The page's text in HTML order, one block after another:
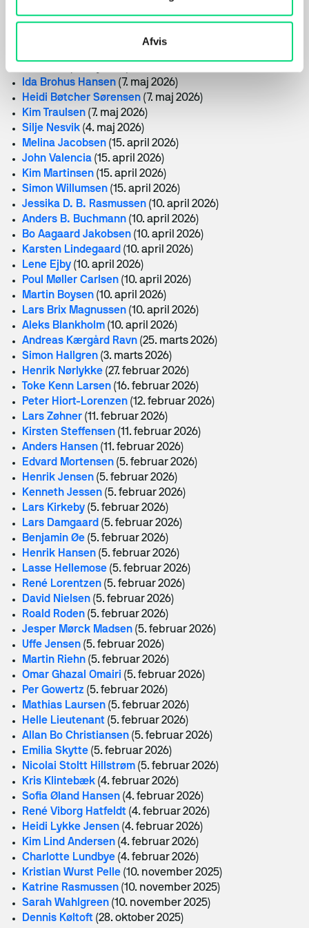
Afvis
Christian Luffe Nagel (28. maj 2026)
(28. maj 2026)
Ida Brohus Hansen (7. maj 2026)
Heidi Bøtcher Sørensen (7. maj 2026)
Kim Traulsen (7. maj 2026)
Silje Nesvik (4. maj 2026)
Melina Jacobsen (15. april 2026)
John Valencia (15. april 2026)
Kim Martinsen (15. april 2026)
Simon Willumsen (15. april 2026)
Jessika D. B. Rasmussen (10. april 2026)
Anders B. Buchmann (10. april 2026)
Bo Aagaard Jakobsen (10. april 2026)
Karsten Lindegaard (10. april 2026)
Lene Ejby (10. april 2026)
Poul Møller Carlsen (10. april 2026)
Martin Boysen (10. april 2026)
Lars Brix Magnussen (10. april 2026)
Aleks Blankholm (10. april 2026)
Andreas Kærgård Ravn (25. marts 2026)
Simon Hallgren (3. marts 2026)
Henrik Nørlykke (27. februar 2026)
Toke Kenn Larsen (16. februar 2026)
Peter Hiort-Lorenzen (12. februar 2026)
Lars Zøhner (11. februar 2026)
​Kirsten Steffensen (11. februar 2026)
Anders Hansen (11. februar 2026)
Edvard Mortensen (5. februar 2026)
Henrik Jensen (5. februar 2026)
Kenneth Jessen (5. februar 2026)
Lars Kirkeby (5. februar 2026)
Lars Damgaard (5. februar 2026)
Benjamin Øe (5. februar 2026)
Henrik Hansen (5. februar 2026)
Lasse Hellemose (5. februar 2026)
René Lorentzen (5. februar 2026)
David Nielsen (5. februar 2026)
Roald Roden (5. februar 2026)
Jesper Mørck Madsen (5. februar 2026)
Uffe Jensen (5. februar 2026)
Martin Riehn (5. februar 2026)
Omar Ghazal Omairi (5. februar 2026)
Per Gowertz (5. februar 2026)
Mathias Laursen (5. februar 2026)
Helle Lieutenant (5. februar 2026)
Allan Bo Christiansen (5. februar 2026)
Emilia Skytte (5. februar 2026)
Nicolai Stoltt Hillstrøm (5. februar 2026)
Kris Klintebæk (4. februar 2026)
Sofia Øland Hansen (4. februar 2026)
René Viborg Hatfeldt (4. februar 2026)
Heidi Lykke Jensen (4. februar 2026)
Kim Lind Andersen (4. februar 2026)
Charlotte Lundbye (4. februar 2026)
Kristian Wurst Pelle (10. november 2025)
Katrine Rasmussen (10. november 2025)
Sarah Wahlgreen (10. november 2025)
Dennis Køltoft (28. oktober 2025)